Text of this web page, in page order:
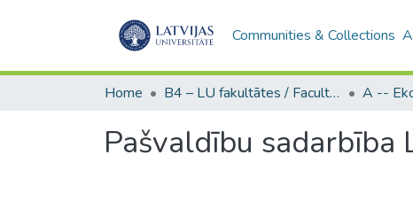
Communities & Collections
Home B4 – LU fakultātes / Faculties of the UL
Pašvaldību sadarbība